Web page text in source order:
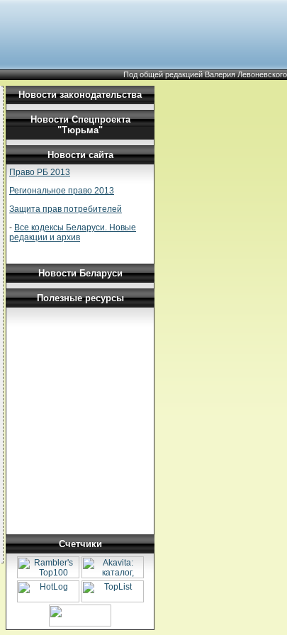
Под общей редакцией Валерия Левоневского
Новости законодательства
Новости Спецпроекта
"Тюрьма"
Новости сайта
Право РБ 2013
Региональное право 2013
Защита прав потребителей
- Все кодексы Беларуси. Новые
редакции и архив
Новости Беларуси
Полезные ресурсы
Счетчики